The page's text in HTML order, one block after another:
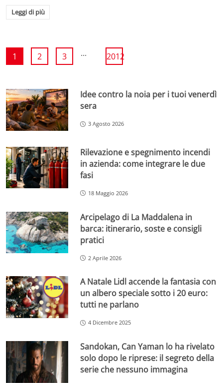
Leggi di più
1 2 3 ... 2012
Idee contro la noia per i tuoi venerdì
sera
3 Agosto 2026
Rilevazione e spegnimento incendi
in azienda: come integrare le due
fasi
18 Maggio 2026
Arcipelago di La Maddalena in
barca: itinerario, soste e consigli
pratici
2 Aprile 2026
A Natale Lidl accende la fantasia con
un albero speciale sotto i 20 euro:
tutti ne parlano
4 Dicembre 2025
Sandokan, Can Yaman lo ha rivelato
solo dopo le riprese: il segreto della
serie che nessuno immagina